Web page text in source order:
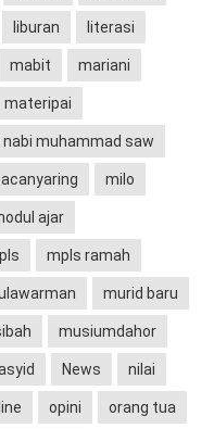
liburan literasi
mabit mariani
materipai
nabi muhammad saw
milo
ajar
mpls ramah
murid baru
musiumdahor
News nilai
opini orang tua